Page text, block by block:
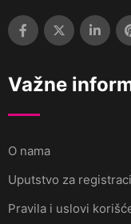
Važne
O nama
Uputstvo za
Pravila i uslovi